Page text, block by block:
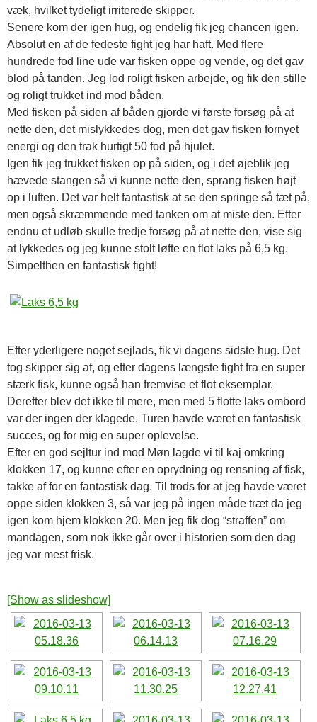
væk, hvilket tydeligt irriterede skipper.
Senere kom der igen hug, og endelig fik jeg chancen igen.
Absolut en af de fedeste fight jeg har haft. Med flere
hundrede fod line ude var fisken oppe og vende, og det gav
blod på tanden. Jeg lod roligt fisken arbejde, og fik den stille
og roligt trukket ind mod båden.
Med fisken på siden af båden gjorde vi første forsøg på at
nette den, det mislykkedes dog, men det gav fisken fornyet
energi og den trak hurtigt 50 fod på hjulet.
Igen fik jeg trukket fisken op på siden, og i det øjeblik jeg
hævede stangen så vi kunne nette den, sprang fisken højt
op i luften. Det var helt fantastisk at se den springe så tæt på,
men også skræmmende med tanken om at miste den. Efter
endnu et udløb skulle tredje forsøg på at nette den, vise sig
at lykkedes og jeg kunne stolt løfte en flot laks på 6,5 kg.
Simpelthen en fantastisk fight!
Efter yderligere noget sejlads, fik vi dagens sidste hug. Det
tog skipper sig af, og efter dagens længste fight fra en super
stærk fisk, kunne også han fremvise et flot eksemplar.
Derefter blev det ikke til mere, men med 5 flotte laks ombord
var der ingen der klagede. Turen havde været en fantastisk
succes, og for mig en super oplevelse.
Efter en god sejltur ind mod Møn lagde vi til kaj omkring
klokken 17, og kunne efter en oprydning og rensning af fisk,
takke af for en fantastisk dag. Til trods for at jeg havde været
oppe siden klokken 3, så var jeg på ingen måde træt da jeg
igen kom hjem klokken 20. Men jeg fik dog “straffen” om
mandagen, som nok ikke går over i historien som den dag
jeg var mest frisk.
[Show as slideshow]